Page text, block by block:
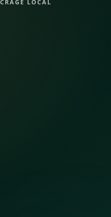
LOCAL